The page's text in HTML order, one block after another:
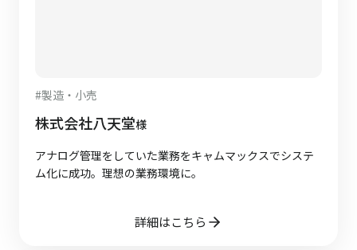
#製造・小売
株式会社八天堂様
アナログ管理をしていた業務をキャムマックスでシステ
ム化に成功。理想の業務環境に。
詳細はこちら